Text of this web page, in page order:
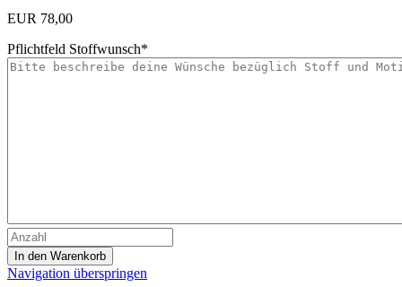
EUR 78,00
Pflichtfeld Stoffwunsch*
Navigation überspringen